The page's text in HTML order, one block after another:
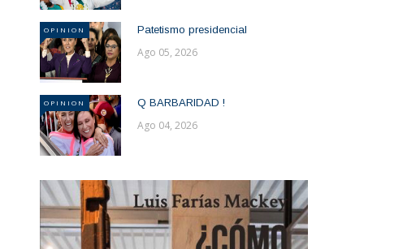
OPINION Patetismo presidencial
Ago 05, 2026
OPINION Q BARBARIDAD !
Ago 04, 2026